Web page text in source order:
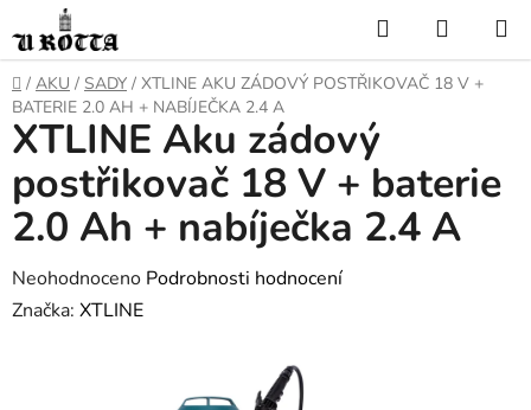
na
obsah
Hledat
KOŠÍK
DOMŮ
/ AKU / SADY / XTLINE AKU ZÁDOVÝ POSTŘIKOVAČ 18 V +
BATERIE 2.0 AH + NABÍJEČKA 2.4 A
XTLINE Aku zádový
postřikovač 18 V + baterie
2.0 Ah + nabíječka 2.4 A
Průměrné
hodnocení
Neohodnoceno Podrobnosti hodnocení
Značka: XTLINE